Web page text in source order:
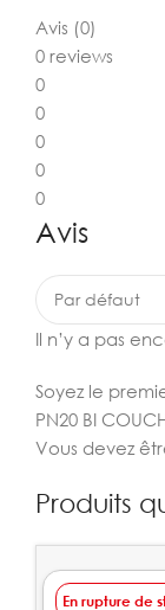
Avis (0)
0 reviews
0
0
0
0
0
Avis
Il n’y a pas
Soyez le
PN20 BI
Vous devez
Produits
En rupture de